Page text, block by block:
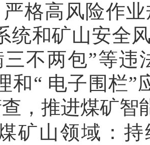
格高风险作
统和矿山安全
三不两包”等违
和“ 电子围栏”
，推进煤矿智
矿山领域：